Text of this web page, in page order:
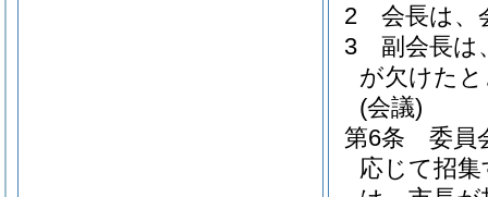
2
会長は、
3
副会長は
が欠けた
(会議)
第6条
委員
応じて招